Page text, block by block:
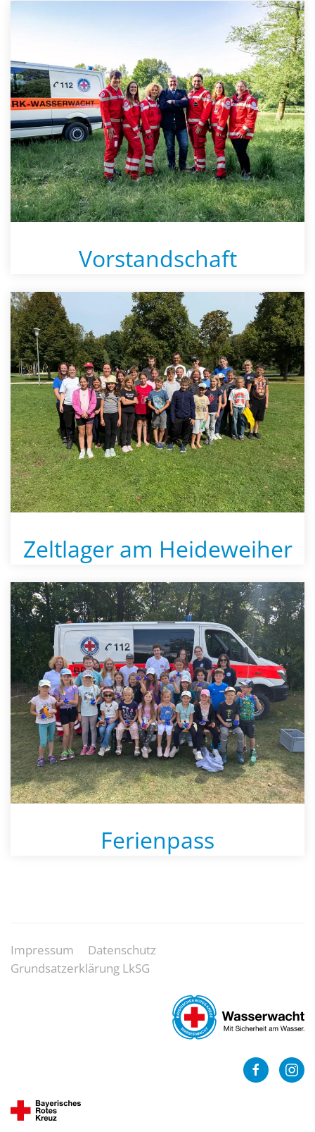
Vorstandschaft
Zeltlager am Heideweiher
Ferienpass
Impressum
Datenschutz
Grundsatzerklärung LkSG